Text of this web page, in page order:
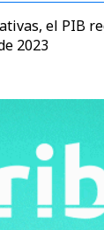
el PIB
2023